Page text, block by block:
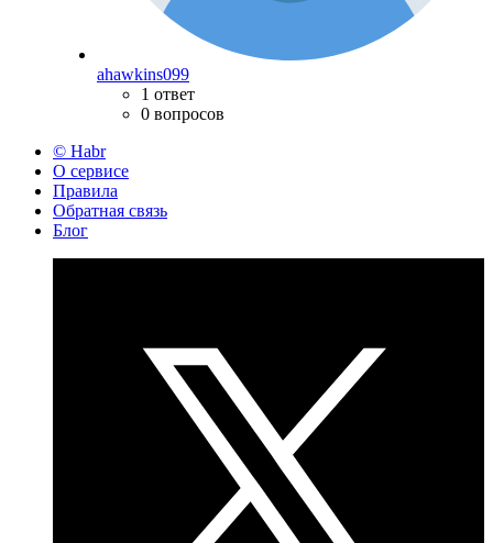
ahawkins099
1 ответ
0 вопросов
© Habr
О сервисе
Правила
Обратная связь
Блог